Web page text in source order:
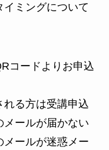
イミングについて
コードよりお申込
る方は受講申込
ールが届かない
メールが迷惑メー